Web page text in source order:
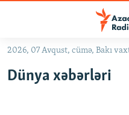
Əsas
qayıt
#İZAHLA
2026, 07 Avqust, cümə, Bakı
Dünya xəbərləri